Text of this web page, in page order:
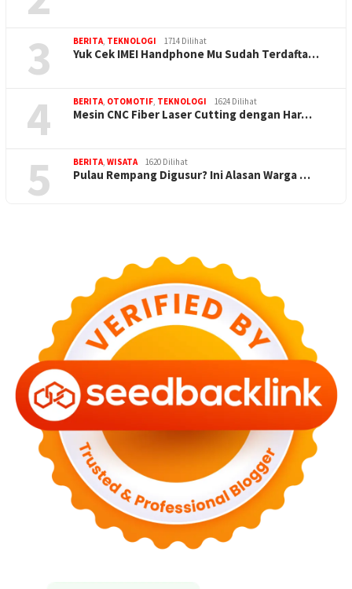
3 BERITA TEKNOLOGI 1714 Dilihat
Yuk Cek IMEI Handphone Mu Sudah Terdafta…
4 BERITA OTOMOTIF TEKNOLOGI 1624 Dilihat
Mesin CNC Fiber Laser Cutting dengan Har…
5 BERITA WISATA 1620 Dilihat
Pulau Rempang Digusur? Ini Alasan Warga …